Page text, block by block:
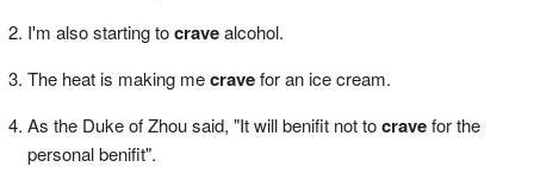
I'm also starting tocravealcohol.
The heat is making mecravefor an ice cream.
As the Duke of Zhou said, "It will benifit not tocravefor the
personal benifit".